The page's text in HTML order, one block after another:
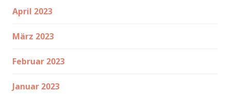
April 2023
März 2023
Februar 2023
Januar 2023